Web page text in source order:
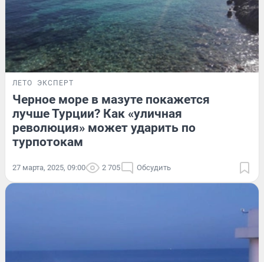
ЛЕТО ЭКСПЕРТ
Черное море в мазуте покажется
лучше Турции? Как «уличная
революция» может ударить по
турпотокам
27 марта, 2025, 09:00 2 705 Обсудить